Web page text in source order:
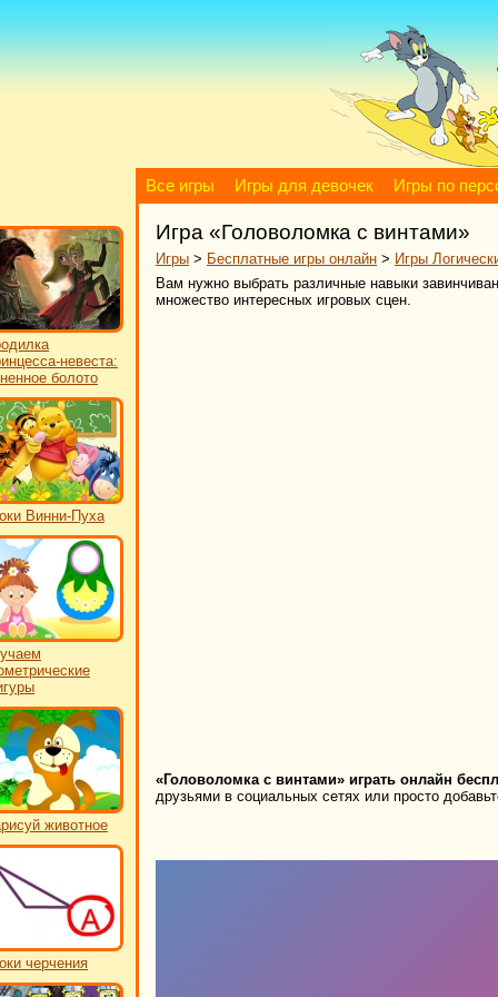
Все игры Игры для девочек Игры по
невеста:
болото
Винни-Пуха
животное
черчения
Игра «Головоломка с винтами»
Игры > Бесплатные игры онлайн > Игры
Вам нужно выбрать различные навыки
множество интересных игровых сцен.
«Головоломка с винтами» играть онлайн
друзьями в социальных сетях или просто